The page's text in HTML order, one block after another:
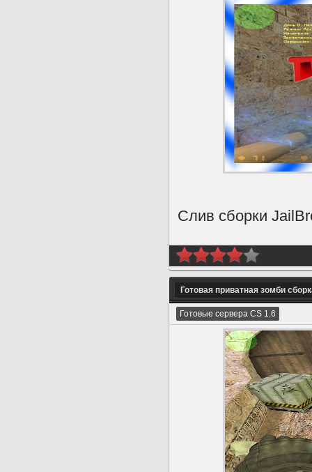
Слив сборки
Готовая приватная зомби
Готовые сервера CS 1.6